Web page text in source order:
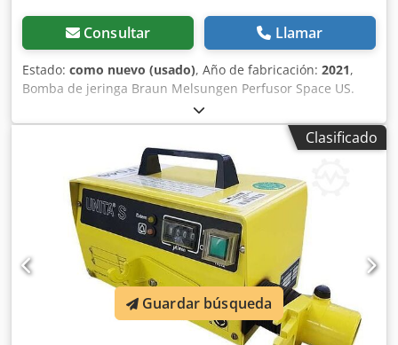
Consultar Llamar
Estado: como nuevo (usado), Año de fabricación: 2021,
Bomba de jeringa Braun Melsungen Perfusor Space US.
Fuente de alimentación SP US III (REF 8713112D). Space
Pole Clamp (Speed Clamp) (REF 8713131). Sin usar en su
embalaje original. Incluye garantía de funcionamiento.
Crodpfx Aewutvzolnef
Clasificado
Guardar búsqueda